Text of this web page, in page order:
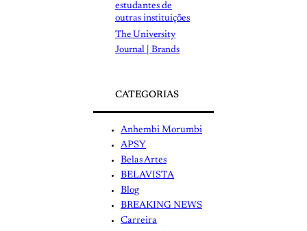
estudantes de
outras instituições
The University
Journal | Brands
CATEGORIAS
Anhembi Morumbi
APSY
Belas Artes
BELAVISTA
Blog
BREAKING NEWS
Carreira